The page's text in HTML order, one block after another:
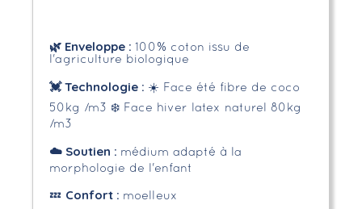
🌿Enveloppe: 100% coton issu de
l'agriculture biologique
💓 Technologie : ☀️ Face été fibre de coco
50kg /m3 ❄️ Face hiver latex naturel 80kg
/m3
☁️Soutien : médium adapté à la
morphologie de l'enfant
💤 Confort : moelleux